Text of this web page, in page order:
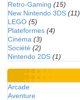
Retro-Gaming (15)
New Nintendo 3DS (11)
LEGO (5)
Plateformes (4)
Cinéma (3)
Société (2)
Nintendo 2DS (1)
Arcade
Aventure